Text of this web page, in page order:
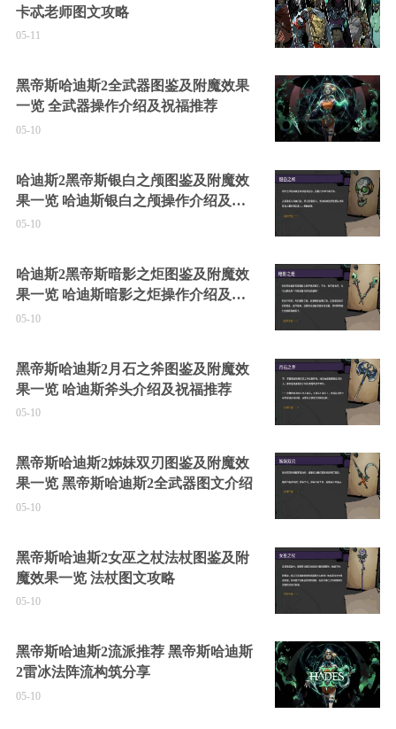
卡忒老师图文攻略
05-11
黑帝斯哈迪斯2全武器图鉴及附魔效果
一览 全武器操作介绍及祝福推荐
05-10
哈迪斯2黑帝斯银白之颅图鉴及附魔效
果一览 哈迪斯银白之颅操作介绍及祝
福推荐
05-10
哈迪斯2黑帝斯暗影之炬图鉴及附魔效
果一览 哈迪斯暗影之炬操作介绍及祝
福推荐
05-10
黑帝斯哈迪斯2月石之斧图鉴及附魔效
果一览 哈迪斯斧头介绍及祝福推荐
05-10
黑帝斯哈迪斯2姊妹双刃图鉴及附魔效
果一览 黑帝斯哈迪斯2全武器图文介绍
05-10
黑帝斯哈迪斯2女巫之杖法杖图鉴及附
魔效果一览 法杖图文攻略
05-10
黑帝斯哈迪斯2流派推荐 黑帝斯哈迪斯
2雷冰法阵流构筑分享
05-10